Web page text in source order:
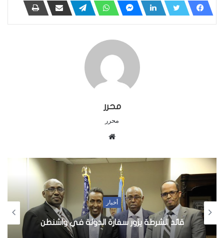
محرر
محرر
ق
ل
و
ي
ب
أخبار
قائد الشرطة يزور سفارة الدولة في واشنطن